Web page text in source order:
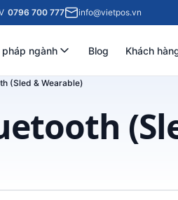
0796 700 777 info@vietpos.vn
pháp ngành Blog Khách
(Sled & Wearable)